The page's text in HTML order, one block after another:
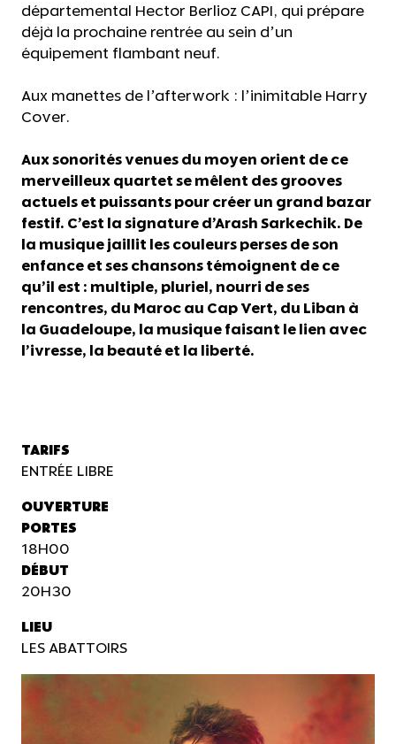
départemental Hector Berlioz CAPI, qui prépare
déjà la prochaine rentrée au sein d’un
équipement flambant neuf.
Aux manettes de l’afterwork : l’inimitable Harry
Cover.
Aux sonorités venues du moyen orient de ce
merveilleux quartet se mêlent des grooves
actuels et puissants pour créer un grand bazar
festif. C’est la signature d’Arash Sarkechik. De
la musique jaillit les couleurs perses de son
enfance et ses chansons témoignent de ce
qu’il est : multiple, pluriel, nourri de ses
rencontres, du Maroc au Cap Vert, du Liban à
la Guadeloupe, la musique faisant le lien avec
l’ivresse, la beauté et la liberté.
TARIFS
ENTRÉE LIBRE
OUVERTURE
PORTES
18H00
DÉBUT
20H30
LIEU
LES ABATTOIRS